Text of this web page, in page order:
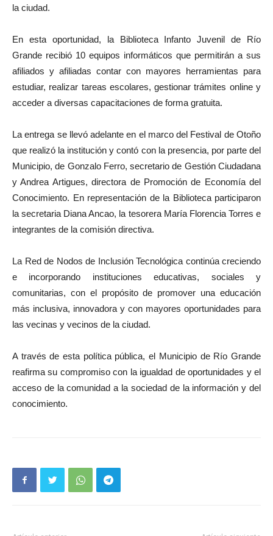
la ciudad.
En esta oportunidad, la Biblioteca Infanto Juvenil de Río
Grande recibió 10 equipos informáticos que permitirán a sus
afiliados y afiliadas contar con mayores herramientas para
estudiar, realizar tareas escolares, gestionar trámites online y
acceder a diversas capacitaciones de forma gratuita.
La entrega se llevó adelante en el marco del Festival de Otoño
que realizó la institución y contó con la presencia, por parte del
Municipio, de Gonzalo Ferro, secretario de Gestión Ciudadana
y Andrea Artigues, directora de Promoción de Economía del
Conocimiento. En representación de la Biblioteca participaron
la secretaria Diana Ancao, la tesorera María Florencia Torres e
integrantes de la comisión directiva.
La Red de Nodos de Inclusión Tecnológica continúa creciendo
e incorporando instituciones educativas, sociales y
comunitarias, con el propósito de promover una educación
más inclusiva, innovadora y con mayores oportunidades para
las vecinas y vecinos de la ciudad.
A través de esta política pública, el Municipio de Río Grande
reafirma su compromiso con la igualdad de oportunidades y el
acceso de la comunidad a la sociedad de la información y del
conocimiento.